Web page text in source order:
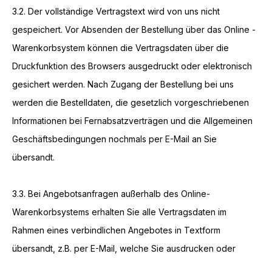
3.2. Der vollständige Vertragstext wird von uns nicht
gespeichert. Vor Absenden der Bestellung über das Online -
Warenkorbsystem können die Vertragsdaten über die
Druckfunktion des Browsers ausgedruckt oder elektronisch
gesichert werden. Nach Zugang der Bestellung bei uns
werden die Bestelldaten, die gesetzlich vorgeschriebenen
Informationen bei Fernabsatzverträgen und die Allgemeinen
Geschäftsbedingungen nochmals per E-Mail an Sie
übersandt.
3.3. Bei Angebotsanfragen außerhalb des Online-
Warenkorbsystems erhalten Sie alle Vertragsdaten im
Rahmen eines verbindlichen Angebotes in Textform
übersandt, z.B. per E-Mail, welche Sie ausdrucken oder